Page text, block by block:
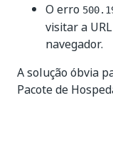
O erro
visitar a
navegador.
A solução óbvia
Pacote de